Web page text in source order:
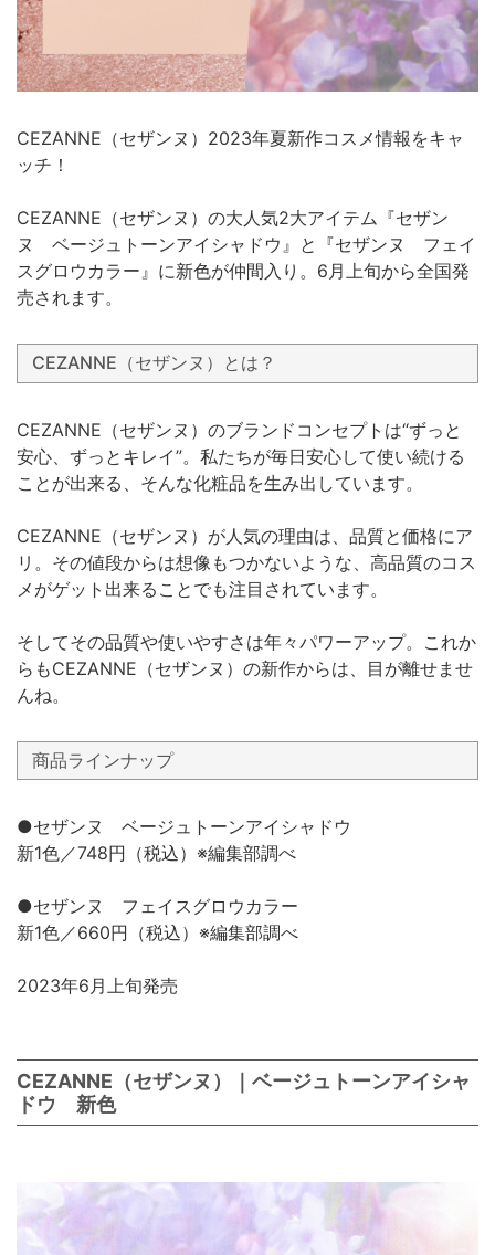
CEZANNE（セザンヌ）2023年夏新作コスメ情報をキャ
ッチ！
CEZANNE（セザンヌ）の大人気2大アイテム『セザン
ヌ ベージュトーンアイシャドウ』と『セザンヌ フェイ
スグロウカラー』に新色が仲間入り。6月上旬から全国発
売されます。
CEZANNE（セザンヌ）とは？
CEZANNE（セザンヌ）のブランドコンセプトは“ずっと
安心、ずっとキレイ”。私たちが毎日安心して使い続ける
ことが出来る、そんな化粧品を生み出しています。
CEZANNE（セザンヌ）が人気の理由は、品質と価格にア
リ。その値段からは想像もつかないような、高品質のコス
メがゲット出来ることでも注目されています。
そしてその品質や使いやすさは年々パワーアップ。これか
らもCEZANNE（セザンヌ）の新作からは、目が離せませ
んね。
商品ラインナップ
●セザンヌ ベージュトーンアイシャドウ
新1色／748円（税込）※編集部調べ
●セザンヌ フェイスグロウカラー
新1色／660円（税込）※編集部調べ
2023年6月上旬発売
CEZANNE（セザンヌ）｜ベージュトーンアイシャ
ドウ 新色